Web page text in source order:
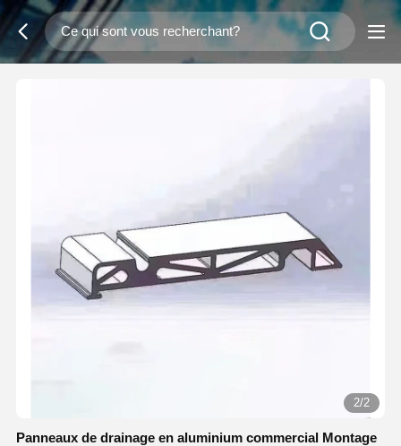
2/2
Panneaux de drainage en aluminium commercial Montage